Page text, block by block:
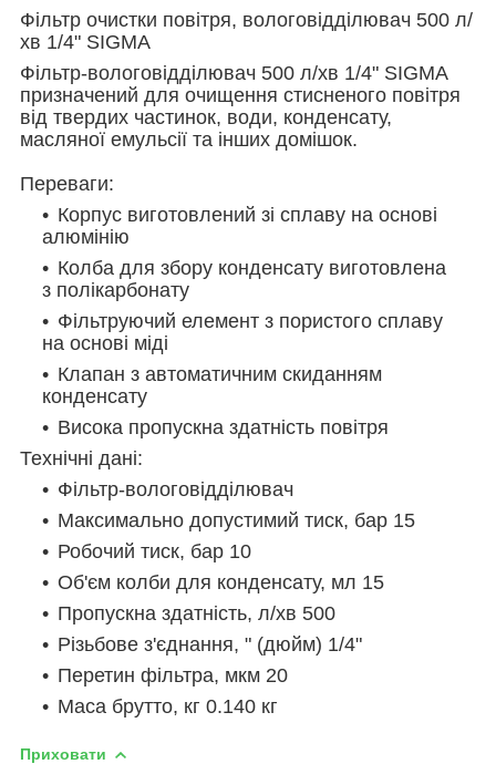
Фільтр очистки повітря, вологовідділювач 500 л/
хв 1/4" SIGMA
Фільтр-вологовідділювач 500 л/хв 1/4" SIGMA
призначений для очищення стисненого повітря
від твердих частинок, води, конденсату,
масляної емульсії та інших домішок.
Переваги:
Корпус виготовлений зі сплаву на основі
алюмінію
Колба для збору конденсату виготовлена
з полікарбонату
Фільтруючий елемент з пористого сплаву
на основі міді
Клапан з автоматичним скиданням
конденсату
Висока пропускна здатність повітря
Технічні дані:
Фільтр-вологовідділювач
Максимально допустимий тиск, бар 15
Робочий тиск, бар 10
Об'єм колби для конденсату, мл 15
Пропускна здатність, л/хв 500
Різьбове з'єднання, " (дюйм) 1/4"
Перетин фільтра, мкм 20
Маса брутто, кг 0.140 кг
Приховати